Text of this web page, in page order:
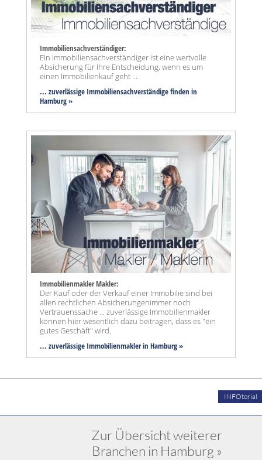
Immobiliensachverständiger:
Ein Immobiliensachverständiger ist eine wertvolle
Absicherung für Ihre Entscheidung, wenn es um
einen Immobilienkauf geht ...
... zuverlässige Immobiliensachverständige finden in
Hamburg »
Immobilienmakler Makler:
Der Kauf oder der Verkauf einer Immobilie sind bei
allen rechtlichen Absicherungenimmer noch
Vertrauenssache ... zuverlässige Immobilienmakler
können hier wesentlich dazu beitragen, dass es "ein
gutes Geschäft" wird.
... zuverlässige Immobilienmakler in Hamburg »
INFOtorial
Zur Übersicht weiterer
Branchen in Hamburg »